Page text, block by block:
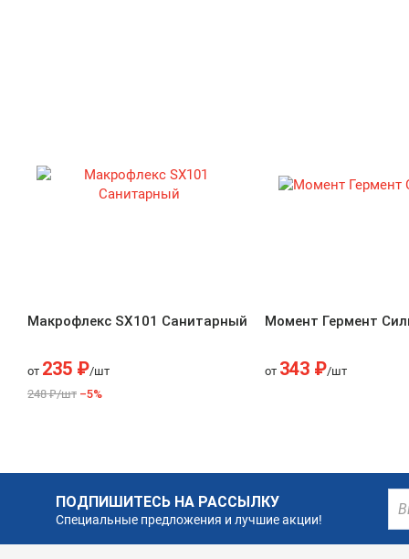
Макрофлекс SX101 Санитарный
от 235 ₽/шт
248 ₽/шт –5%
Момент Гермент
от 343 ₽/шт
ПОДПИШИТЕСЬ НА РАССЫЛКУ
Специальные предложения и лучшие акции!